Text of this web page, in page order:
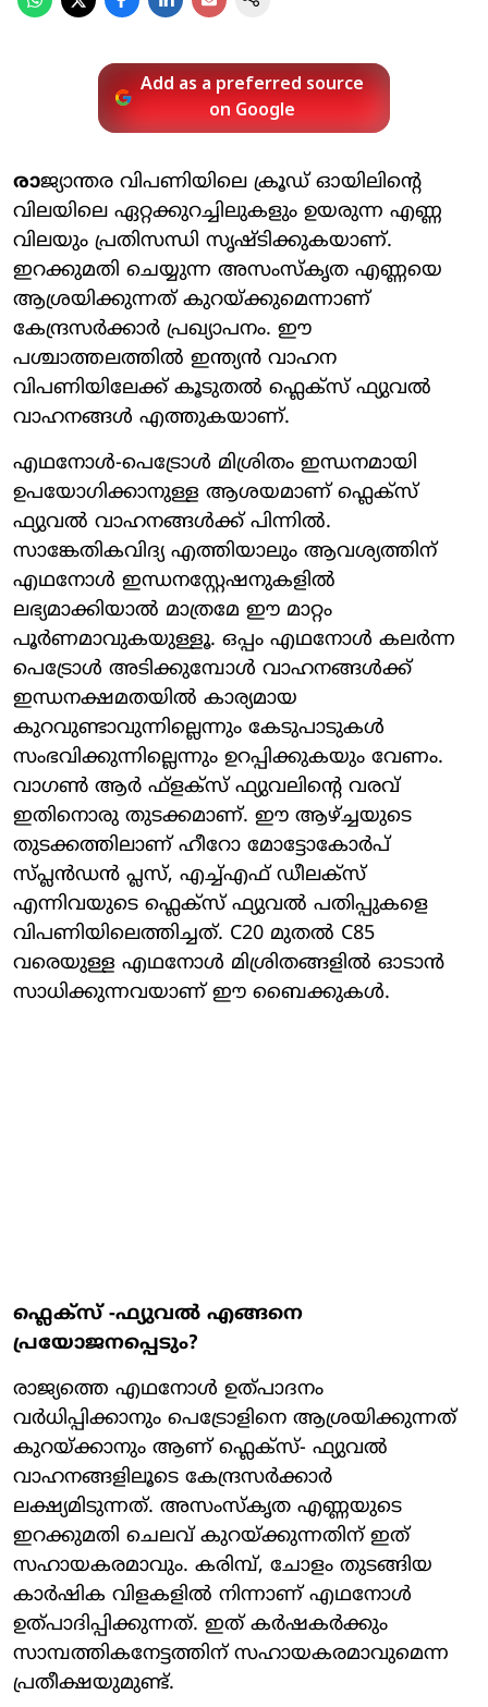
Add as a preferred source
on Google
രാജ്യാന്തര വിപണിയിലെ ക്രൂഡ് ഓയിലിന്റെ
വിലയിലെ ഏറ്റക്കുറച്ചിലുകളും ഉയരുന്ന എണ്ണ
വിലയും പ്രതിസന്ധി സൃഷ്ടിക്കുകയാണ്.
ഇറക്കുമതി ചെയ്യുന്ന അസംസ്‌കൃത എണ്ണയെ
ആശ്രയിക്കുന്നത് കുറയ്ക്കുമെന്നാണ്
കേന്ദ്രസര്‍ക്കാര്‍ പ്രഖ്യാപനം. ഈ
പശ്ചാത്തലത്തില്‍ ഇന്ത്യന്‍ വാഹന
വിപണിയിലേക്ക് കൂടുതല്‍ ഫ്ലെക്സ് ഫ്യുവല്‍
വാഹനങ്ങള്‍ എത്തുകയാണ്.
എഥനോള്‍-പെട്രോള്‍ മിശ്രിതം ഇന്ധനമായി
ഉപയോഗിക്കാനുള്ള ആശയമാണ് ഫ്ലെക്സ്
ഫ്യുവല്‍ വാഹനങ്ങള്‍ക്ക് പിന്നില്‍.
സാങ്കേതികവിദ്യ എത്തിയാലും ആവശ്യത്തിന്
എഥനോള്‍ ഇന്ധനസ്റ്റേഷനുകളില്‍
ലഭ്യമാക്കിയാല്‍ മാത്രമേ ഈ മാറ്റം
പൂര്‍ണമാവുകയുള്ളൂ. ഒപ്പം എഥനോള്‍ കലര്‍ന്ന
പെട്രോള്‍ അടിക്കുമ്പോള്‍ വാഹനങ്ങള്‍ക്ക്
ഇന്ധനക്ഷമതയില്‍ കാര്യമായ
കുറവുണ്ടാവുന്നില്ലെന്നും കേടുപാടുകള്‍
സംഭവിക്കുന്നില്ലെന്നും ഉറപ്പിക്കുകയും വേണം.
വാഗണ്‍ ആര്‍ ഫ്ളക്സ് ഫ്യുവലിന്റെ വരവ്
ഇതിനൊരു തുടക്കമാണ്. ഈ ആഴ്ച്ചയുടെ
തുടക്കത്തിലാണ് ഹീറോ മോട്ടോകോര്‍പ്
സ്പ്ലന്‍ഡന്‍ പ്ലസ്, എച്ച്എഫ് ഡീലക്സ്
എന്നിവയുടെ ഫ്ലെക്സ് ഫ്യുവല്‍ പതിപ്പുകളെ
വിപണിയിലെത്തിച്ചത്. C20 മുതല്‍ C85
വരെയുള്ള എഥനോള്‍ മിശ്രിതങ്ങളില്‍ ഓടാന്‍
സാധിക്കുന്നവയാണ് ഈ ബൈക്കുകള്‍.
ഫ്ലെക്സ് -ഫ്യുവല്‍ എങ്ങനെ
പ്രയോജനപ്പെടും?
രാജ്യത്തെ എഥനോള്‍ ഉത്പാദനം
വര്‍ധിപ്പിക്കാനും പെട്രോളിനെ ആശ്രയിക്കുന്നത്
കുറയ്ക്കാനും ആണ് ഫ്ലെക്സ്- ഫ്യുവല്‍
വാഹനങ്ങളിലൂടെ കേന്ദ്രസര്‍ക്കാര്‍
ലക്ഷ്യമിടുന്നത്. അസംസ്‌കൃത എണ്ണയുടെ
ഇറക്കുമതി ചെലവ് കുറയ്ക്കുന്നതിന് ഇത്
സഹായകരമാവും. കരിമ്പ്, ചോളം തുടങ്ങിയ
കാര്‍ഷിക വിളകളില്‍ നിന്നാണ് എഥനോള്‍
ഉത്പാദിപ്പിക്കുന്നത്. ഇത് കര്‍ഷകര്‍ക്കും
സാമ്പത്തികനേട്ടത്തിന് സഹായകരമാവുമെന്ന
പ്രതീക്ഷയുമുണ്ട്.